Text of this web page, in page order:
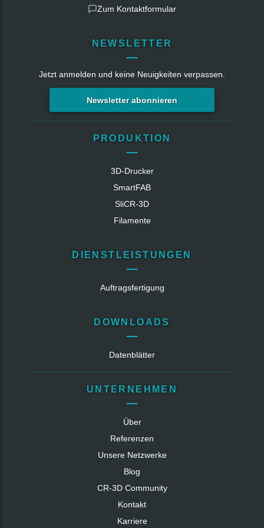
Zum Kontaktformular
NEWSLETTER
Jetzt anmelden und keine Neuigkeiten verpassen.
Newsletter abonnieren
PRODUKTION
3D-Drucker
SmartFAB
SliCR‑3D
Filamente
DIENSTLEISTUNGEN
Auftragsfertigung
DOWNLOADS
Datenblätter
UNTERNEHMEN
Über
Referenzen
Unsere Netzwerke
Blog
CR‑3D Community
Kontakt
Karriere